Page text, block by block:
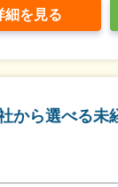
細を見る
から選べる